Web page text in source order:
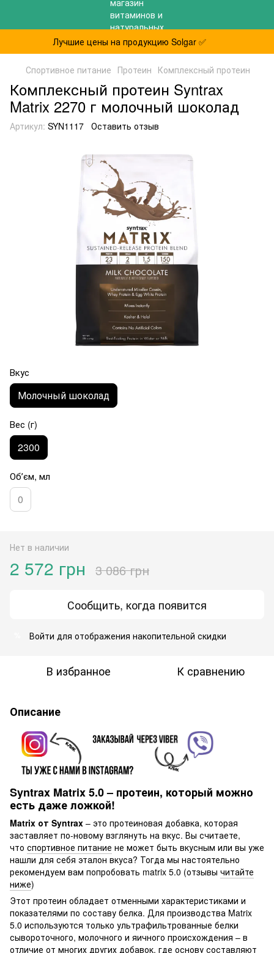
Лучшие цены на продукцию Solgar ✅
Спортивное питание Протеин Комплексный протеин
Комплексный протеин Syntrax
Matrix 2270 г молочный шоколад
Артикул: SYN1117 Оставить отзыв
Вкус
Молочный шоколад
Вес (г)
2300
Обʼєм, мл
0
Нет в наличии
2 572 грн 3 086 грн
Сообщить, когда появится
Войти для отображения накопительной скидки
В избранное К сравнению
Описание
Syntrax Matrix 5.0 – протеин, который можно
есть даже ложкой!
Matrix от Syntrax – это протеиновая добавка, которая
заставляет по-новому взглянуть на вкус. Вы считаете,
что спортивное питание не может быть вкусным или вы уже
нашли для себя эталон вкуса? Тогда мы настоятельно
рекомендуем вам попробовать matrix 5.0 (отзывы читайте
ниже)
Этот протеин обладает отменными характеристиками и
показателями по составу белка. Для производства Matrix
5.0 используются только ультрафильтрованные белки
сывороточного, молочного и яичного происхождения – в
отличие от многих других добавок, где основу составляют